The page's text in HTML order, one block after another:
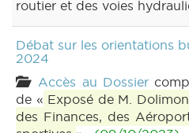
routier et des voies
Débat sur les orientations
2024
Accès au Dossier
de « Exposé de M.
des Finances, des